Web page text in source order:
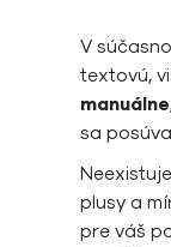
V
textovú,
sa
plusy a
pre váš